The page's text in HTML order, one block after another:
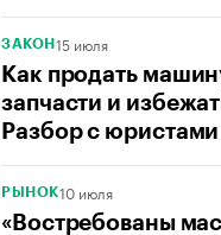
ЗАКОН 15 июля
Как продать
запчасти и
Разбор с юристами
РЫНОК10 июля
«Востребованы